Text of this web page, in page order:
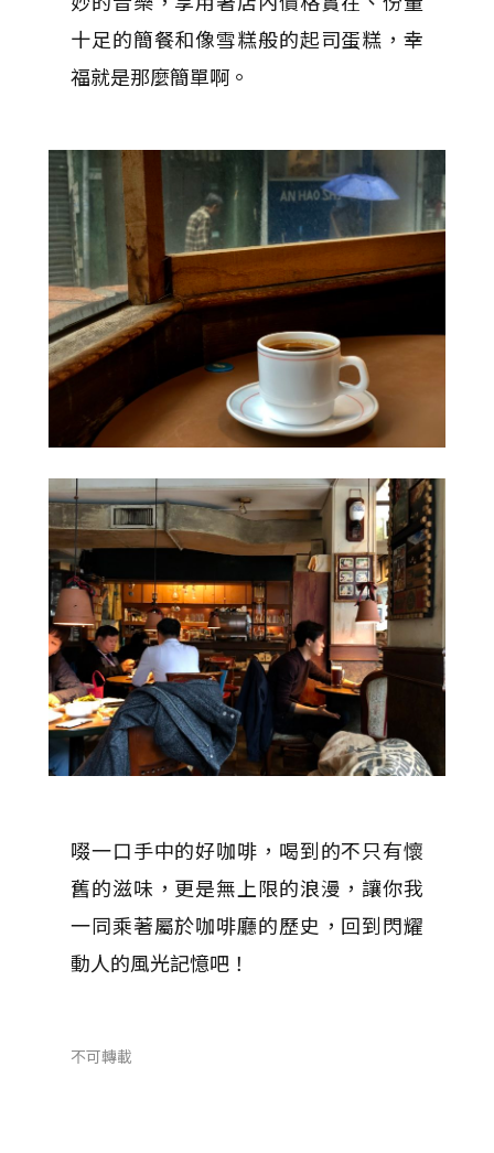
十足的簡餐和像雪糕般的起司蛋糕，幸
福就是那麼簡單啊。
啜一口手中的好咖啡，喝到的不只有懷
舊的滋味，更是無上限的浪漫，讓你我
一同乘著屬於咖啡廳的歷史，回到閃耀
動人的風光記憶吧！
不可轉載